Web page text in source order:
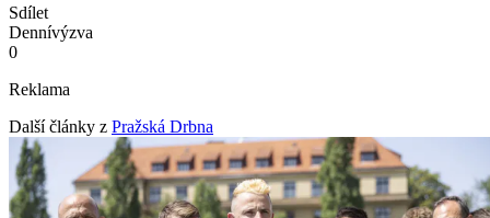
Sdílet
Dennívýzva
0
Reklama
Další články z Pražská Drbna